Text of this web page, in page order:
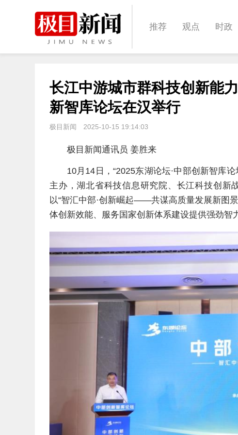
推荐 观点 时政
体育 娱乐 影像
长江中游城市群科技创新能
新智库论坛在汉举行
极目新闻 2025-10-15 19:14:03
极目新闻通讯员 姜胜来
10月14日，“2025东湖论坛·中部创新智库
主办，湖北省科技信息研究院、长江科技创新
以“智汇中部·创新崛起——共谋高质量发展新图
体创新效能、服务国家创新体系建设提供强劲智